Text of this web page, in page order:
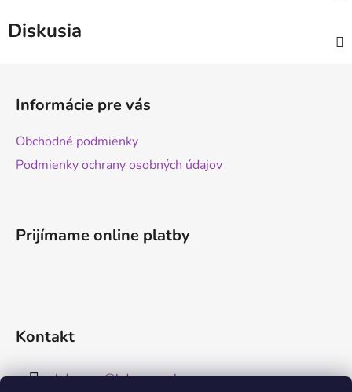
Diskusia
Informácie pre vás
Obchodné podmienky
Podmienky ochrany osobných údajov
Prijímame online platby
Kontakt
kdreams@kdreams.sk